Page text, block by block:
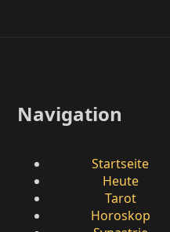
Navigation
Startseite
Heute
Tarot
Horoskop